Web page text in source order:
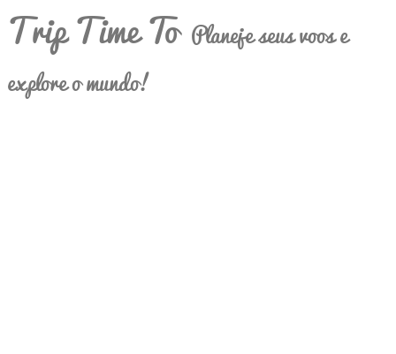
Trip Time To Planeje seus voos e
explore o mundo!